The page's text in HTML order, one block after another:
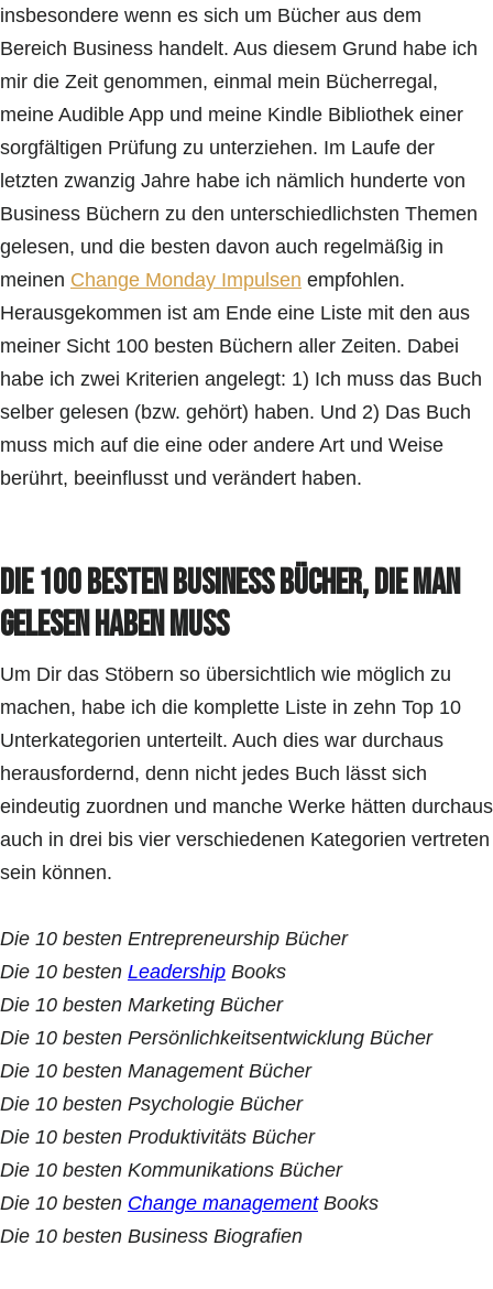
insbesondere wenn es sich um Bücher aus dem
Bereich Business handelt. Aus diesem Grund habe ich
mir die Zeit genommen, einmal mein Bücherregal,
meine Audible App und meine Kindle Bibliothek einer
sorgfältigen Prüfung zu unterziehen. Im Laufe der
letzten zwanzig Jahre habe ich nämlich hunderte von
Business Büchern zu den unterschiedlichsten Themen
gelesen, und die besten davon auch regelmäßig in
meinen Change Monday Impulsen empfohlen.
Herausgekommen ist am Ende eine Liste mit den aus
meiner Sicht 100 besten Büchern aller Zeiten. Dabei
habe ich zwei Kriterien angelegt: 1) Ich muss das Buch
selber gelesen (bzw. gehört) haben. Und 2) Das Buch
muss mich auf die eine oder andere Art und Weise
berührt, beeinflusst und verändert haben.
Die 100 besten Business Bücher, die man
gelesen haben muss
Um Dir das Stöbern so übersichtlich wie möglich zu
machen, habe ich die komplette Liste in zehn Top 10
Unterkategorien unterteilt. Auch dies war durchaus
herausfordernd, denn nicht jedes Buch lässt sich
eindeutig zuordnen und manche Werke hätten durchaus
auch in drei bis vier verschiedenen Kategorien vertreten
sein können.
Die 10 besten Entrepreneurship Bücher
Die 10 besten Leadership Books
Die 10 besten Marketing Bücher
Die 10 besten Persönlichkeitsentwicklung Bücher
Die 10 besten Management Bücher
Die 10 besten Psychologie Bücher
Die 10 besten Produktivitäts Bücher
Die 10 besten Kommunikations Bücher
Die 10 besten Change managementBooks
Die 10 besten Business Biografien